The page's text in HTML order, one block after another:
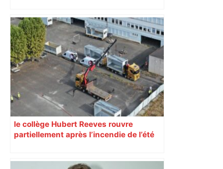
Alliance PS/LFI à Toulouse : Marc
Sztulman claque la porte – RMC
le collège Hubert Reeves rouvre
partiellement après l’incendie de l’été